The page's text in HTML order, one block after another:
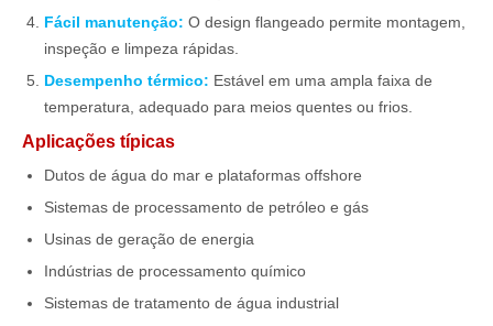
Fácil manutenção: O design flangeado permite montagem,
inspeção e limpeza rápidas.
Desempenho térmico: Estável em uma ampla faixa de
temperatura, adequado para meios quentes ou frios.
Aplicações típicas
Dutos de água do mar e plataformas offshore
Sistemas de processamento de petróleo e gás
Usinas de geração de energia
Indústrias de processamento químico
Sistemas de tratamento de água industrial